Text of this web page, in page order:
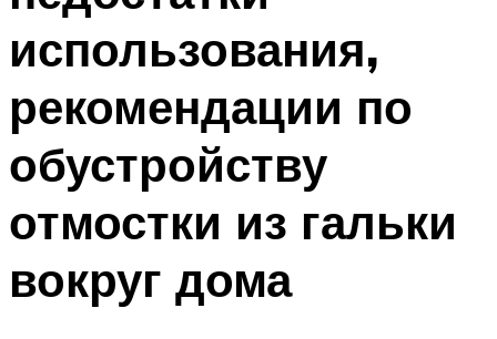
использования,
рекомендации по
обустройству
отмостки из гальки
вокруг дома